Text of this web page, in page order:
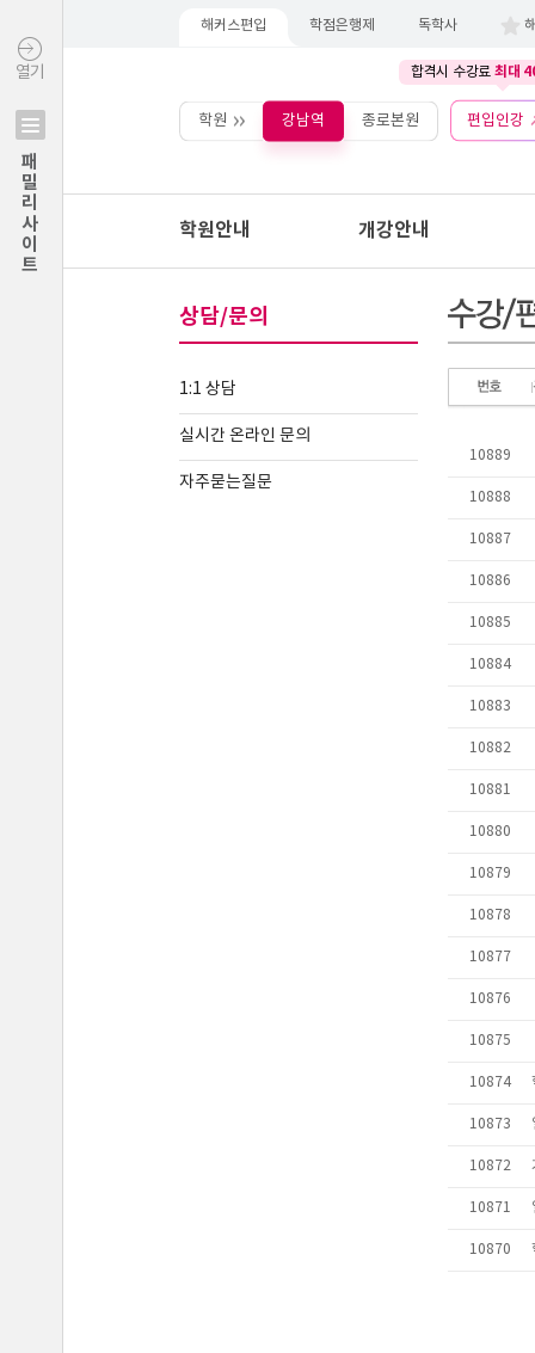
열기
패밀리사이트
해커스편입 학점은행제 독학사
합격시 수강료 최대
학원 강남역 종로본원 편입인강
학원안내 개강안내
상담/문의
1:1 상담
실시간 온라인 문의
자주묻는질문